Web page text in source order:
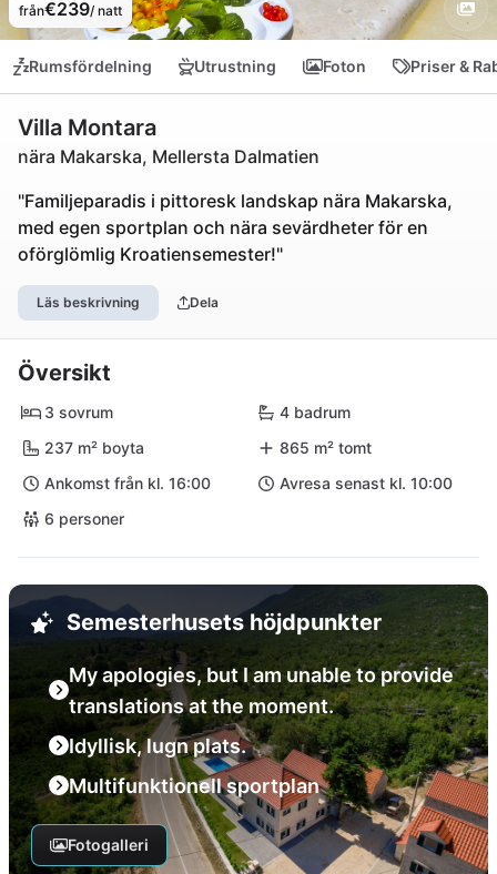
från€239/ natt
Rumsfördelning Utrustning Foton Priser &
Villa Montara
nära Makarska, Mellersta Dalmatien
"Familjeparadis i pittoresk landskap nära Makarska,
med egen sportplan och nära sevärdheter för en
oförglömlig Kroatiensemester!"
Läs beskrivning Dela
Översikt
3 sovrum
4 badrum
237 m² boyta
865 m² tomt
Ankomst från kl. 16:00
Avresa senast kl. 10:00
6 personer
Semesterhusets höjdpunkter
My apologies, but I am unable to provide
translations at the moment.
Idyllisk, lugn plats.
Multifunktionell sportplan
Fotogalleri